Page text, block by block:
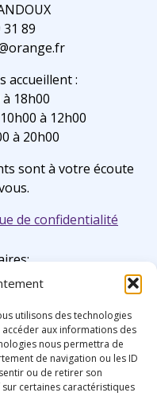
utilisons des technologies
aux informations des
nous permettra de
de navigation ou les ID
ou de retirer son
certaines caractéristiques
31 89
accueillent :
18h00
à 12h00
à 20h00
sont à votre écoute
de confidentialité